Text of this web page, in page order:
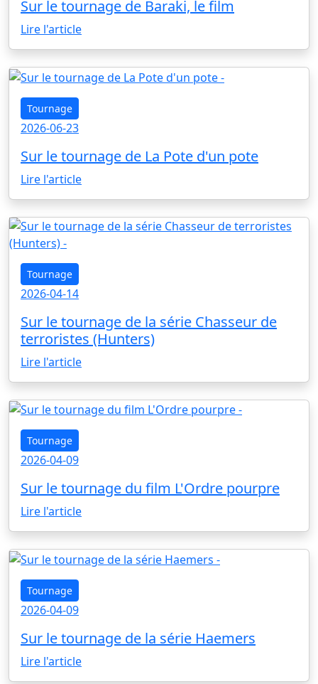
Sur le tournage de Baraki, le film
Lire l'article
Tournage
2026-06-23
Sur le tournage de La Pote d'un pote
Lire l'article
Tournage
2026-04-14
Sur le tournage de la série Chasseur de
terroristes (Hunters)
Lire l'article
Tournage
2026-04-09
Sur le tournage du film L'Ordre pourpre
Lire l'article
Tournage
2026-04-09
Sur le tournage de la série Haemers
Lire l'article